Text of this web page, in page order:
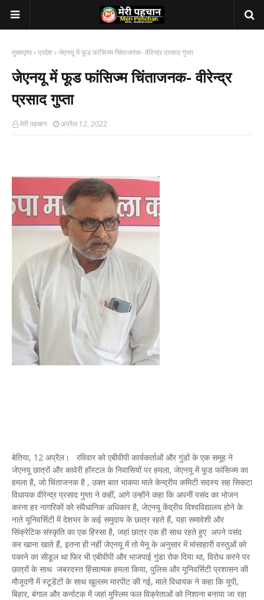
मुख्यपृष्ठ प्रदेश जेएनयू में फूड फांसिज्म चिंताजनक- वीरेन्द्र प्रसाद गुप्ता
जेएनयू में फूड फांसिज्म चिंताजनक- वीरेन्द्र
प्रसाद गुप्ता
मेरी पहचान अप्रैल 12, 2022
बेतिया, 12 अप्रैल। रविवार को एबीवीपी कार्यकर्ताओं और गुंडों के एक समूह ने
जेएनयू छात्रों और कावेरी हॉस्टल के निवासियों पर हमला, जेएनयू में फूड फांसिज्म का
हमला है, जो चिंताजनक है , उक्त बात भाकपा माले केन्द्रीय कमिटी सदस्य सह सिकटा
विधायक वीरेन्द्र प्रसाद गुप्ता ने कहीं, आगे उन्होंने कहा कि अपनीं पसंद का भोजन
करना हर नागरिकों को संवैधानिक अधिकार है, जेएनयू केंद्रीय विश्वविद्यालय होने के
नाते यूनिवर्सिटी में देशभर के कई समुदाय के छात्र रहते हैं, यहा समावेशी और
सिंक्रेटिक संस्कृति का एक हिस्सा है, जहां छात्र एक ही साथ रहते हुए अपने पसंद
कर खाना खाते हैं, इतना ही नहीं जेएनयू में तो मेनू के अनुसार में मांसाहारी वस्तुओं को
पकाने का सीडूल था फिर भी एबीवीपी और भाजपाई गुंडा रोक दिया था, विरोध करने पर
छात्रों के साथ जबरदस्त हिंसात्मक हमला किया, पुलिस और यूनिवर्सिटी प्रशासन की
मौजूदगी में स्टूडेंटों के साथ खुल्लम मारपीट की गई, माले विधायक ने कहा कि यूपी,
बिहार, बंगाल और कर्नाटक में जहां मुस्लिम फल विक्रेताओं को निशाना बनाया जा रहा